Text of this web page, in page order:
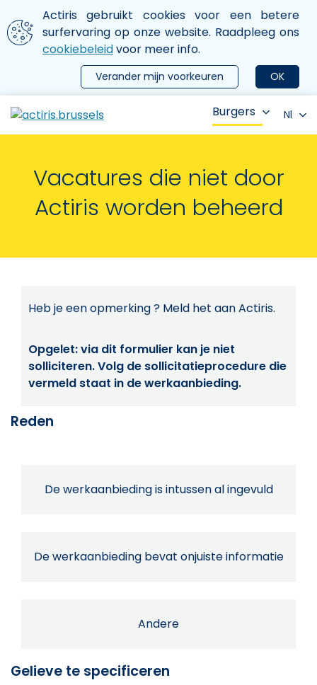
Aller au contenu principal
We gebruiken cookies
Actiris gebruikt cookies voor een betere
surfervaring op onze website. Raadpleeg ons
cookiebeleidvoor meer info.
OK
Verander mijn voorkeuren
le menu
Burgers Nl
Vacatures die niet door
Actiris worden beheerd
Heb je een opmerking ? Meld het aan Actiris.
Opgelet: via dit formulier kan je niet
solliciteren. Volg de sollicitatieprocedure die
vermeld staat in de werkaanbieding.
Reden
De werkaanbieding is intussen al ingevuld
De werkaanbieding bevat onjuiste informatie
Andere
Gelieve te specificeren